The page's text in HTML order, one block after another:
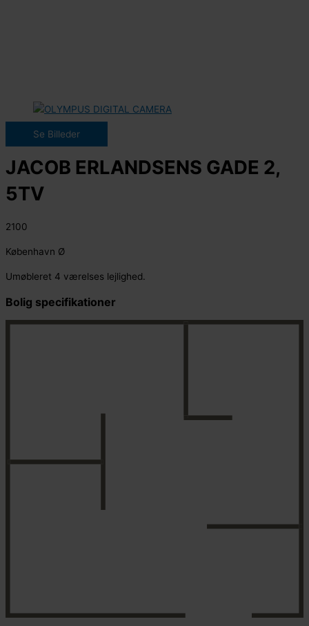
Se Billeder
JACOB ERLANDSENS GADE 2,
5TV
2100
København Ø
Umøbleret 4 værelses lejlighed.
Bolig specifikationer